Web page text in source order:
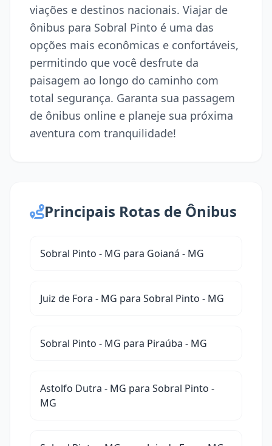
viações e destinos nacionais. Viajar de
ônibus para Sobral Pinto é uma das
opções mais econômicas e confortáveis,
permitindo que você desfrute da
paisagem ao longo do caminho com
total segurança. Garanta sua passagem
de ônibus online e planeje sua próxima
aventura com tranquilidade!
Principais Rotas de Ônibus
Sobral Pinto - MG para Goianá - MG
Juiz de Fora - MG para Sobral Pinto - MG
Sobral Pinto - MG para Piraúba - MG
Astolfo Dutra - MG para Sobral Pinto -
MG